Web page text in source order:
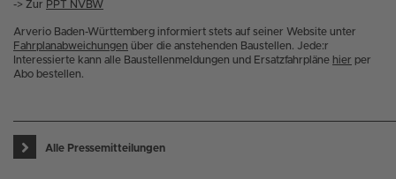
-> Zur PPT NVBW
Arverio Baden-Württemberg informiert stets auf seiner Website unter
Fahrplanabweichungen über die anstehenden Baustellen. Jede:r
Interessierte kann alle Baustellenmeldungen und Ersatzfahrpläne hier per
Abo bestellen.
Alle Pressemitteilungen